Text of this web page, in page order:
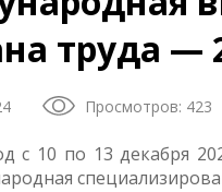
труда —
Просмотров: 423
с 10 по 13 декабря